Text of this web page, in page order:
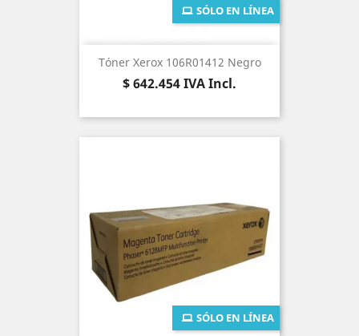
Tóner Xerox 106R01412 Negro
Precio
$ 642.454IVA Incl.
SÓLO EN LÍNEA
SÓLO EN LÍNEA